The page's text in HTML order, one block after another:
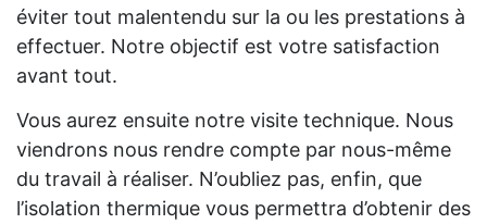
éviter tout malentendu sur la ou les prestations à
effectuer. Notre objectif est votre satisfaction
avant tout.
Vous aurez ensuite notre visite technique. Nous
viendrons nous rendre compte par nous-même
du travail à réaliser. N’oubliez pas, enfin, que
l’isolation thermique vous permettra d’obtenir des